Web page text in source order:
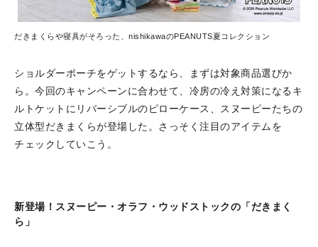
だきまくらや寝具がそろった、nishikawaのPEANUTS夏コレクション
ショルダーポーチをゲットするなら、まずは対象商品選びか
ら。今回のキャンペーンに合わせて、冷房の冷え対策になるキ
ルトケットにリバーシブルのピローケース、スヌーピーたちの
立体型だきまくらが登場した。さっそく注目のアイテムを
チェックしていこう。
新登場！スヌーピー・オラフ・ウッドストックの「だきまく
ら」